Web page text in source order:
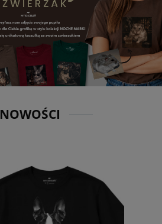
NOWOŚCI